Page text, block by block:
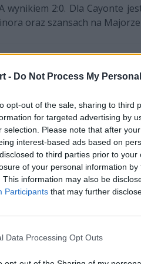
- Do Not Process My
opt-out of the sale, sharing to third
for targeted advertising by
selection. Please note that after
interest-based ads based on
to third parties prior to
of your personal information
This information may also be
Participants that may further
Data Processing Opt Outs
2:0. Dla Cayonte
oraz szansach na Majorze
przerwy oglądamy NRG
w Londynie
czynnikiem była
awansować. Podchodząc
z tego, że jeśli zagramy
siebie, ale mając na
z pewnością
piątkę graczy w